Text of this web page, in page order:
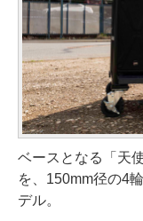
ベースとなる「天
を、150mm径の4
デル。